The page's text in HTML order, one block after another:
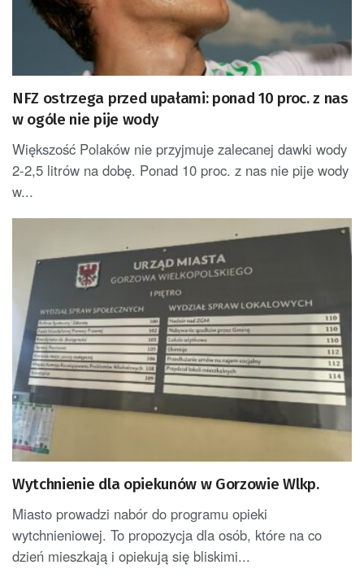
NFZ ostrzega przed upałami: ponad 10 proc. z nas
w ogóle nie pije wody
Większość Polaków nie przyjmuje zalecanej dawki wody
2-2,5 litrów na dobę. Ponad 10 proc. z nas nie pije wody
w...
Wytchnienie dla opiekunów w Gorzowie Wlkp.
Miasto prowadzi nabór do programu opieki
wytchnieniowej. To propozycja dla osób, które na co
dzień mieszkają i opiekują się bliskimi...